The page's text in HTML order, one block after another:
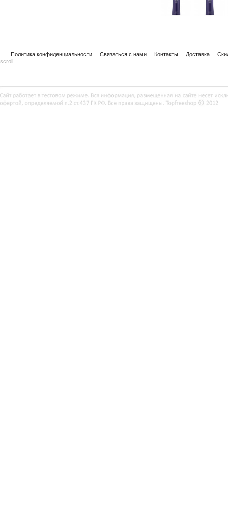
Политика конфиденциальности Связаться с нами Контакты Доставка
scroll